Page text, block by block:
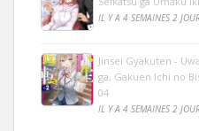
IL Y A 4 SEMAINES 2
Jinsei Gyakuten -
ga, Gakuen Ichi no
04
IL Y A 4 SEMAINES 2